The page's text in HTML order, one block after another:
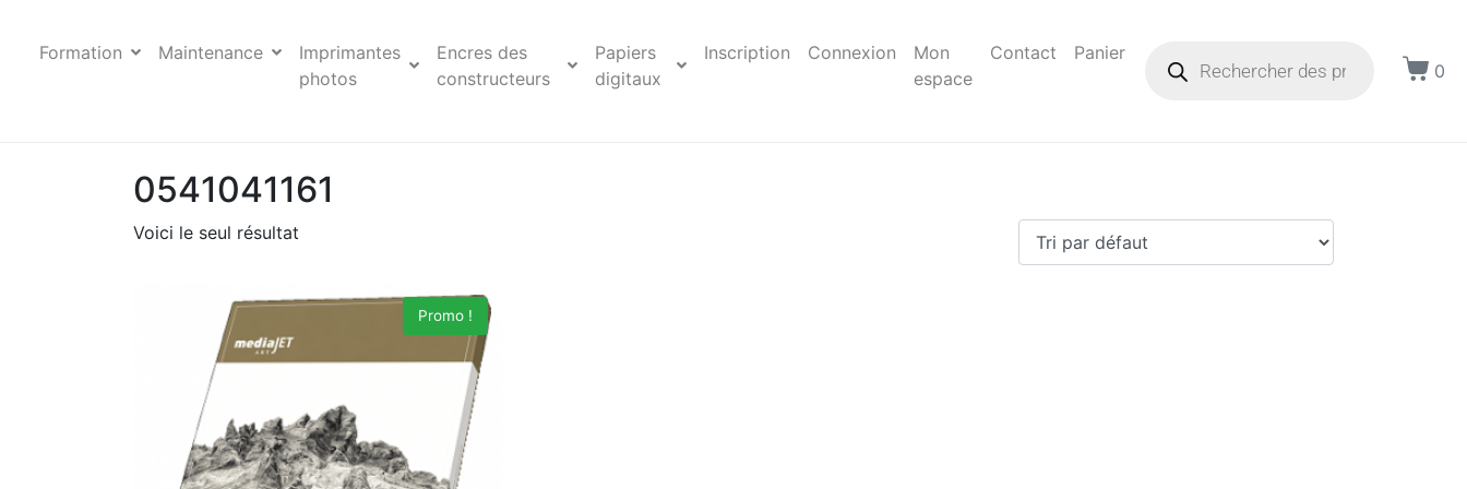
Formation Maintenance
Imprimantes
photos
Encres des
constructeurs
Papiers
digitaux
Inscription Connexion
Mon
espace
Contact
Panier
0
0541041161
Voici le seul résultat
Promo !